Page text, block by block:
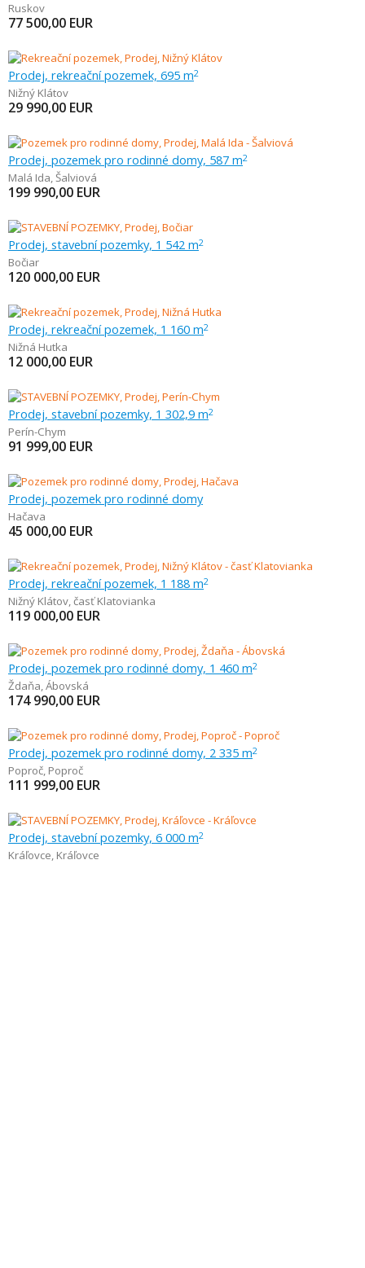
Ruskov
77 500,00 EUR
Prodej, rekreační pozemek, 695 m2
Nižný Klátov
29 990,00 EUR
Prodej, pozemek pro rodinné domy, 587 m2
Malá Ida,Šalviová
199 990,00 EUR
Prodej, stavební pozemky, 1 542 m2
Bočiar
120 000,00 EUR
Prodej, rekreační pozemek, 1 160 m2
Nižná Hutka
12 000,00 EUR
Prodej, stavební pozemky, 1 302,9 m2
Perín-Chym
91 999,00 EUR
Prodej, pozemek pro rodinné domy
Hačava
45 000,00 EUR
Prodej, rekreační pozemek, 1 188 m2
Nižný Klátov,časť Klatovianka
119 000,00 EUR
Prodej, pozemek pro rodinné domy, 1 460 m2
Ždaňa,Ábovská
174 990,00 EUR
Prodej, pozemek pro rodinné domy, 2 335 m2
Poproč, Poproč
111 999,00 EUR
Prodej, stavební pozemky, 6 000 m2
Kráľovce, Kráľovce